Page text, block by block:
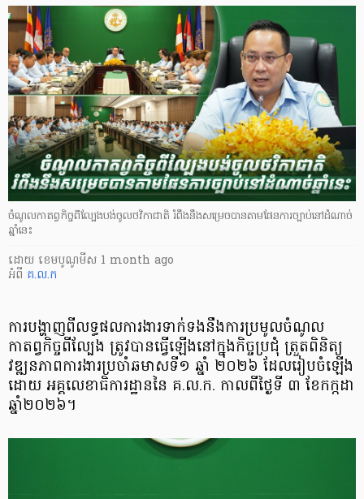
ចំណូលកាតព្វកិច្ចពីល្បែងបង់ចូលថវិកាជាតិ រំពឹងនឹងសម្រេចបានតាមផែនការច្បាប់នៅដំណាច់
ឆ្នាំនេះ
ដោយ ​ ខេមបូណូមីស 1 month ago
អំពី គ.ល.ក
ការបង្ហាញពីលទ្ធផលការងារទាក់ទងនឹងការប្រមូលចំណូល
កាតព្វកិច្ចពីល្បែង ត្រូវបានធ្វើឡើងនៅ​ក្នុង​កិច្ចប្រជុំ ត្រួតពិនិត្យ​
វឌ្ឍនភាពការងារប្រចាំឆមាសទី១ ឆ្នាំ ២០២៦ ដែលរៀបចំឡើង
ដោយ​ អគ្គលេខាធិការដ្ឋាន​នៃ គ.ល.ក. កាលពីថ្ងៃទី ៣ ខែកក្កដា
ឆ្នាំ២០២៦។